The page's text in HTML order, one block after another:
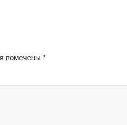
помечены *